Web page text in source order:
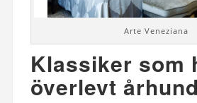
Arte Veneziana
Klassiker som
överlevt